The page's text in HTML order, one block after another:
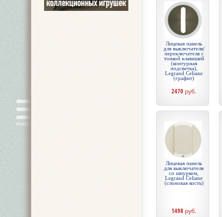
Лицевая панель
для выключателя/
переключателя с
тонкой клавишей
(контурная
подсветка),
Legrand Celiane
(графит)
2470 руб.
Лицевая панель
для выключателя
со шнурком,
Legrand Celiane
(слоновая кость)
1498 руб.